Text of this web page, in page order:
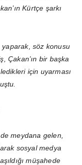
Kürtçe şarkı
yaparak, söz konusu
Çakan’ın bir başka
için uyarması
meydana gelen,
sosyal medya
müşahede